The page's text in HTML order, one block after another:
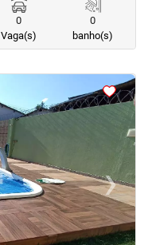
0
Vaga(s)
0
banho(s)
›Next